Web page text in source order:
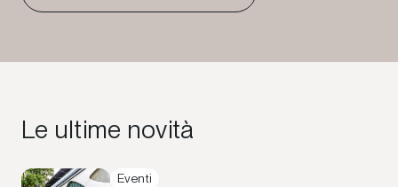
Le ultime novità
Eventi